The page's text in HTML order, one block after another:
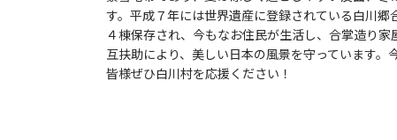
す。平成７年には世界遺産に登録されている白川郷
４棟保存され、今もなお住民が生活し、合掌造り
互扶助により、美しい日本の風景を守っています。
皆様ぜひ白川村を応援ください！